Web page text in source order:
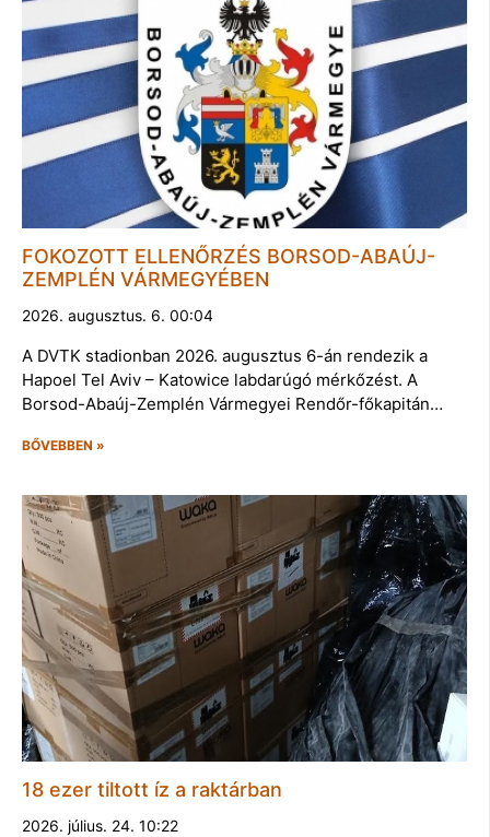
FOKOZOTT ELLENŐRZÉS BORSOD-ABAÚJ-
ZEMPLÉN VÁRMEGYÉBEN
2026. augusztus. 6. 00:04
A DVTK stadionban 2026. augusztus 6-án rendezik a
Hapoel Tel Aviv – Katowice labdarúgó mérkőzést. A
Borsod-Abaúj-Zemplén Vármegyei Rendőr-főkapitán…
BŐVEBBEN »
18 ezer tiltott íz a raktárban
2026. július. 24. 10:22